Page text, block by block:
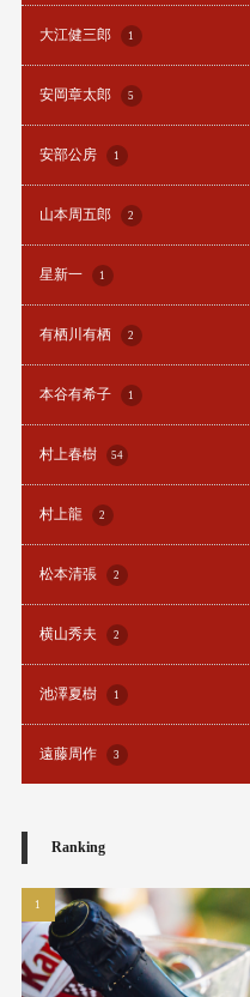
大江健三郎 1
安岡章太郎 5
安部公房 1
山本周五郎 2
星新一 1
有栖川有栖 2
本谷有希子 1
村上春樹 54
村上龍 2
松本清張 2
横山秀夫 2
池澤夏樹 1
遠藤周作 3
Ranking